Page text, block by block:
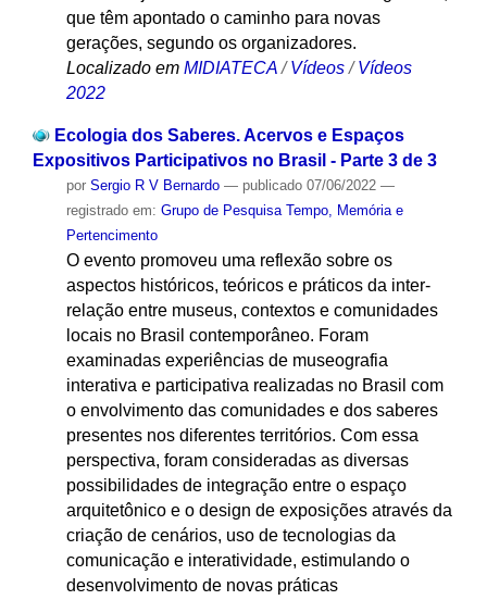
que têm apontado o caminho para novas
gerações, segundo os organizadores.
Localizado em MIDIATECA / Vídeos / Vídeos
2022
Ecologia dos Saberes. Acervos e Espaços
Expositivos Participativos no Brasil - Parte 3 de 3
por Sergio R V Bernardo — publicado07/06/2022 —
registrado em: Grupo de Pesquisa Tempo, Memória e
Pertencimento
O evento promoveu uma reflexão sobre os
aspectos históricos, teóricos e práticos da inter-
relação entre museus, contextos e comunidades
locais no Brasil contemporâneo. Foram
examinadas experiências de museografia
interativa e participativa realizadas no Brasil com
o envolvimento das comunidades e dos saberes
presentes nos diferentes territórios. Com essa
perspectiva, foram consideradas as diversas
possibilidades de integração entre o espaço
arquitetônico e o design de exposições através da
criação de cenários, uso de tecnologias da
comunicação e interatividade, estimulando o
desenvolvimento de novas práticas